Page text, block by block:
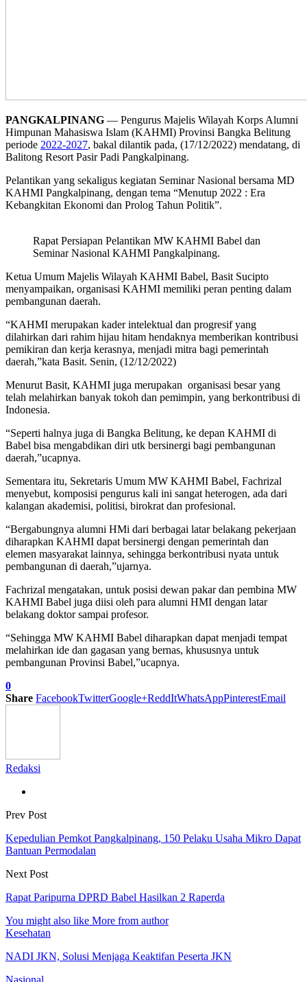
PANGKALPINANG — Pengurus Majelis Wilayah Korps Alumni
Himpunan Mahasiswa Islam (KAHMI) Provinsi Bangka Belitung
periode 2022-2027, bakal dilantik pada, (17/12/2022) mendatang, di
Balitong Resort Pasir Padi Pangkalpinang.
Pelantikan yang sekaligus kegiatan Seminar Nasional bersama MD
KAHMI Pangkalpinang, dengan tema “Menutup 2022 : Era
Kebangkitan Ekonomi dan Prolog Tahun Politik”.
Rapat Persiapan Pelantikan MW KAHMI Babel dan
Seminar Nasional KAHMI Pangkalpinang.
Ketua Umum Majelis Wilayah KAHMI Babel, Basit Sucipto
menyampaikan, organisasi KAHMI memiliki peran penting dalam
pembangunan daerah.
“KAHMI merupakan kader intelektual dan progresif yang
dilahirkan dari rahim hijau hitam hendaknya memberikan kontribusi
pemikiran dan kerja kerasnya, menjadi mitra bagi pemerintah
daerah,”kata Basit. Senin, (12/12/2022)
Menurut Basit, KAHMI juga merupakan organisasi besar yang
telah melahirkan banyak tokoh dan pemimpin, yang berkontribusi di
Indonesia.
“Seperti halnya juga di Bangka Belitung, ke depan KAHMI di
Babel bisa mengabdikan diri utk bersinergi bagi pembangunan
daerah,”ucapnya.
Sementara itu, Sekretaris Umum MW KAHMI Babel, Fachrizal
menyebut, komposisi pengurus kali ini sangat heterogen, ada dari
kalangan akademisi, politisi, birokrat dan profesional.
“Bergabungnya alumni HMi dari berbagai latar belakang pekerjaan
diharapkan KAHMI dapat bersinergi dengan pemerintah dan
elemen masyarakat lainnya, sehingga berkontribusi nyata untuk
pembangunan di daerah,”ujarnya.
Fachrizal mengatakan, untuk posisi dewan pakar dan pembina MW
KAHMI Babel juga diisi oleh para alumni HMI dengan latar
belakang doktor sampai profesor.
“Sehingga MW KAHMI Babel diharapkan dapat menjadi tempat
melahirkan ide dan gagasan yang bernas, khususnya untuk
pembangunan Provinsi Babel,”ucapnya.
0
Share FacebookTwitterGoogle+ReddItWhatsAppPinterestEmail
Redaksi
Prev Post
Kepedulian Pemkot Pangkalpinang, 150 Pelaku Usaha Mikro Dapat
Bantuan Permodalan
Next Post
Rapat Paripurna DPRD Babel Hasilkan 2 Raperda
You might also like More from author
Kesehatan
NADI JKN, Solusi Menjaga Keaktifan Peserta JKN
Nasional